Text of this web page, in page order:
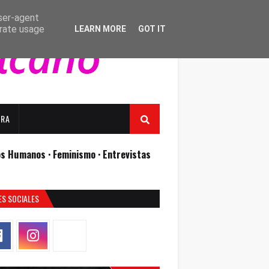
Humanos · Feminismo · Entrevistas
SOCIALES
agent
usage
LEARN MORE GOT IT